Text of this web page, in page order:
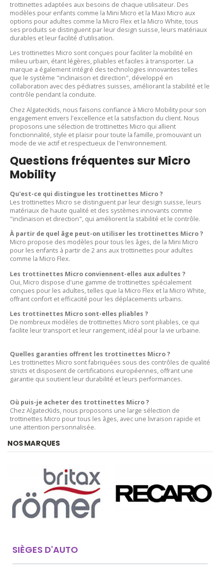
trottinettes adaptées aux besoins de chaque utilisateur. Des
modèles pour enfants comme la Mini Micro et la Maxi Micro aux
options pour adultes comme la Micro Flex et la Micro White, tous
ses produits se distinguent par leur design suisse, leurs matériaux
durables et leur facilité d'utilisation.​
Les trottinettes Micro sont conçues pour faciliter la mobilité en
milieu urbain, étant légères, pliables et faciles à transporter. La
marque a également intégré des technologies innovantes telles
que le système "inclinaison et direction", développé en
collaboration avec des pédiatres suisses, améliorant la stabilité et le
contrôle pendant la conduite.​
Chez AlgatecKids, nous faisons confiance à Micro Mobility pour son
engagement envers l'excellence et la satisfaction du client. Nous
proposons une sélection de trottinettes Micro qui allient
fonctionnalité, style et plaisir pour toute la famille, promouvant un
mode de vie actif et respectueux de l'environnement.​
Questions fréquentes sur Micro
Mobility
Qu'est-ce qui distingue les trottinettes Micro ?
Les trottinettes Micro se distinguent par leur design suisse, leurs
matériaux de haute qualité et des systèmes innovants comme
"inclinaison et direction", qui améliorent la stabilité et le contrôle.​
À partir de quel âge peut-on utiliser les trottinettes Micro ?
Micro propose des modèles pour tous les âges, de la Mini Micro
pour les enfants à partir de 2 ans aux trottinettes pour adultes
comme la Micro Flex.​
Les trottinettes Micro conviennent-elles aux adultes ?
Oui, Micro dispose d'une gamme de trottinettes spécialement
conçues pour les adultes, telles que la Micro Flex et la Micro White,
offrant confort et efficacité pour les déplacements urbains.​
Les trottinettes Micro sont-elles pliables ?
De nombreux modèles de trottinettes Micro sont pliables, ce qui
facilite leur transport et leur rangement, idéal pour la vie urbaine.​
Quelles garanties offrent les trottinettes Micro ?
Les trottinettes Micro sont fabriquées sous des contrôles de qualité
stricts et disposent de certifications européennes, offrant une
garantie qui soutient leur durabilité et leurs performances.​
Où puis-je acheter des trottinettes Micro ?
Chez AlgatecKids, nous proposons une large sélection de
trottinettes Micro pour tous les âges, avec une livraison rapide et
une attention personnalisée.
NOS MARQUES
SIÈGES D'AUTO